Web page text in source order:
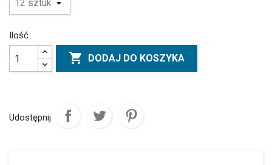
Ilość
 DODAJ DO KOSZYKA
Udostępnij